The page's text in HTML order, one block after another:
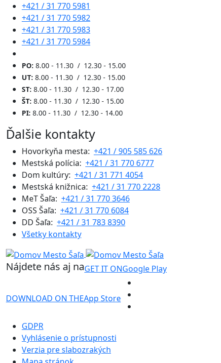
+421 / 31 770 5981
+421 / 31 770 5982
+421 / 31 770 5983
+421 / 31 770 5984
PO: 8.00 - 11.30 / 12.30 - 15.00
UT: 8.00 - 11.30 / 12.30 - 15.00
ST: 8.00 - 11.30 / 12.30 - 17.00
ŠT: 8.00 - 11.30 / 12.30 - 15.00
PI: 8.00 - 11.30 / 12.30 - 14.00
Ďalšie kontakty
Hovorkyňa mesta: +421 / 905 585 626
Mestská polícia: +421 / 31 770 6777
Dom kultúry: +421 / 31 771 4054
Mestská knižnica: +421 / 31 770 2228
MeT Šaľa: +421 / 31 770 3646
OSS Šaľa: +421 / 31 770 6084
DD Šaľa: +421 / 31 783 8390
Všetky kontakty
Nájdete nás aj naGET IT ONGoogle Play
DOWNLOAD ON THEApp Store
GDPR
Vyhlásenie o prístupnosti
Verzia pre slabozrakých